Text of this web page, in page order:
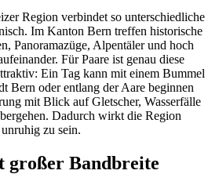
Region verbindet so unterschiedliche
Im Kanton Bern treffen historische
Panoramazüge, Alpentäler und hoch
Für Paare ist genau diese
Ein Tag kann mit einem Bummel
Bern oder entlang der Aare beginnen
mit Blick auf Gletscher, Wasserfälle
Dadurch wirkt die Region
zu sein.
Bandbreite